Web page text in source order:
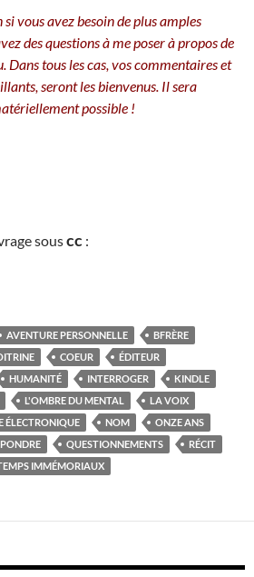
vous avez besoin de plus amples
des questions à me poser à propos de
Dans tous les cas, vos commentaires et
seront les bienvenus. Il sera
possible !
souscc :
AVENTURE PERSONNELLE
BFRÈRE
COEUR
ÉDITEUR
HUMANITÉ INTERROGER
KINDLE
L'OMBRE DU MENTAL
LA VOIX
ÉLECTRONIQUE NOM
ONZE ANS
QUESTIONNEMENTS
RÉCIT
IMMÉMORIAUX